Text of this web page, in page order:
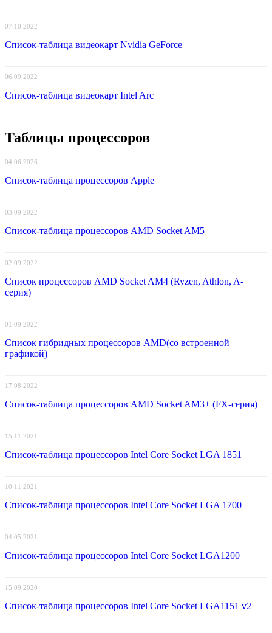
07.10.2022
Список-таблица видеокарт Nvidia GeForce
06.09.2022
Список-таблица видеокарт Intel Arc
Таблицы процессоров
04.06.2026
Список-таблица процессоров Apple
03.09.2022
Список-таблица процессоров AMD Socket AM5
02.09.2022
Список процессоров AMD Socket AM4 (Ryzen, Athlon, A-
серия)
01.09.2022
Список гибридных процессоров AMD(со встроенной
графикой)
17.08.2022
Список-таблица процессоров AMD Socket AM3+ (FX-серия)
15.11.2021
Список-таблица процессоров Intel Core Socket LGA 1851
10.11.2021
Список-таблица процессоров Intel Core Socket LGA 1700
04.05.2021
Список-таблица процессоров Intel Core Socket LGA1200
15.09.2020
Список-таблица процессоров Intel Core Socket LGA1151 v2